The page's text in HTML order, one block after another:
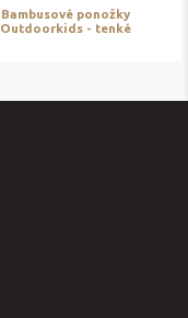
Bambusové ponožky
Outdoorkids - tenké